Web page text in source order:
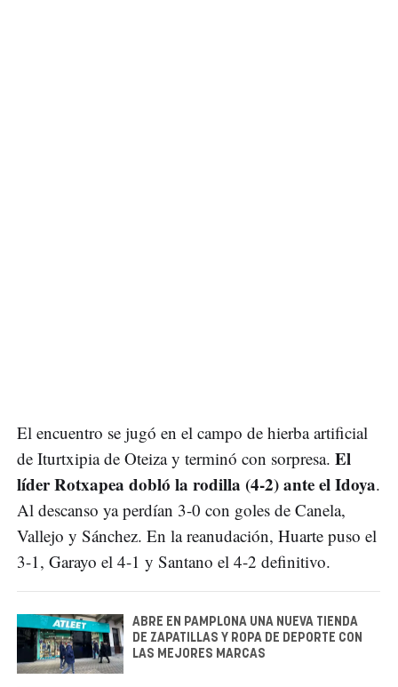
El encuentro se jugó en el campo de hierba artificial
de Iturtxipia de Oteiza y terminó con sorpresa. El
líder Rotxapea dobló la rodilla (4-2) ante el Idoya.
Al descanso ya perdían 3-0 con goles de Canela,
Vallejo y Sánchez. En la reanudación, Huarte puso el
3-1, Garayo el 4-1 y Santano el 4-2 definitivo.
ABRE EN PAMPLONA UNA NUEVA TIENDA
DE ZAPATILLAS Y ROPA DE DEPORTE CON
LAS MEJORES MARCAS